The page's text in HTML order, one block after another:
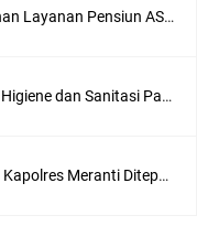
Bupati Asmar Dorong Kemudahan Layanan Pensiun ASN melalui Sinergi dengan BRK Syariah
SPPG Mantiasa Jalani Inspeksi Higiene dan Sanitasi Pangan
Rombongan Negeri Melaka dan Kapolres Meranti Ditepungtawari, Sinergi Adat hingga Green Policing Menguat